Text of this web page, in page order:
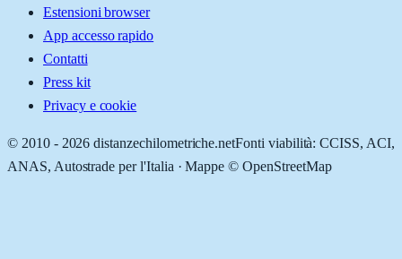
Estensioni browser
App accesso rapido
Contatti
Press kit
Privacy e cookie
© 2010 - 2026 distanzechilometriche.netFonti viabilità: CCISS, ACI,
ANAS, Autostrade per l'Italia · Mappe © OpenStreetMap